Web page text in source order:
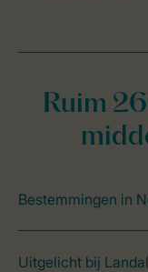
Ruim
Bestemmingen in
Uitgelicht bij Landal